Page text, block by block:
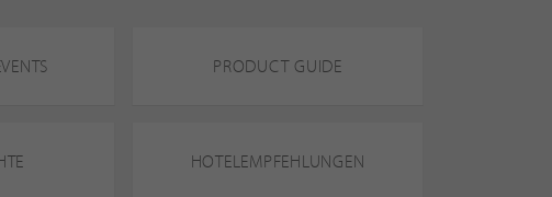
PRODUCT GUIDE
HOTELEMPFEHLUNGEN